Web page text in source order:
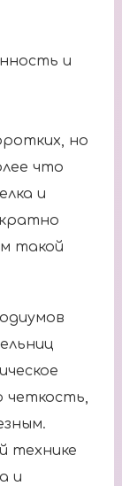
и
но
что
и
такой
четкость,
технике
и